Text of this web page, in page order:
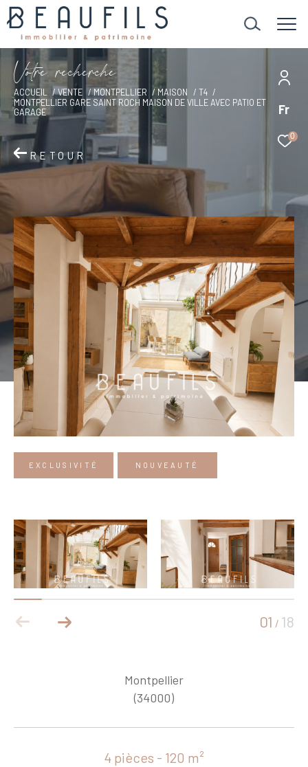
Fr
0
Votre recherche
ACCUEIL VENTE MONTPELLIER MAISON
T4
MONTPELLIER GARE SAINT ROCH MAISON DE VILLE AVEC PATIO ET
GARAGE
RETOUR
EXCLUSIVITÉ NOUVEAUTÉ
01 / 18
Montpellier
(34000)
4 pièces - 120 m²